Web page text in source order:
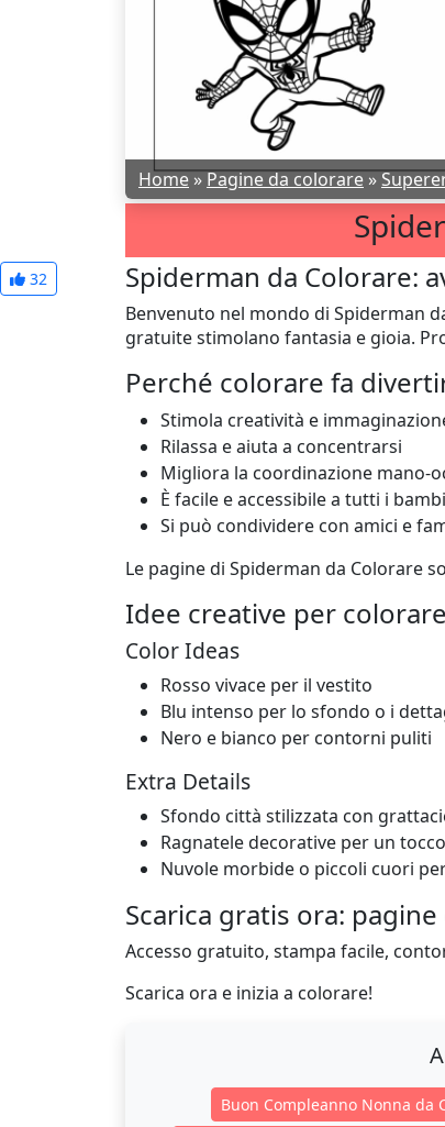
Home»Pagine da colorare»
32 Spiderman da Colorare:
Benvenuto nel mondo di Spiderman
gratuite stimolano fantasia e gioia.
Perché colorare fa
Stimola creatività e
Rilassa e aiuta a concentrarsi
Migliora la coordinazione mano-
È facile e accessibile a tutti i
Si può condividere con amici e
Le pagine di Spiderman da Colorare
Idee creative per colorare
Color Ideas
Rosso vivace per il vestito
Blu intenso per lo sfondo o i
Nero e bianco per contorni puliti
Extra Details
Sfondo città stilizzata con
Ragnatele decorative per un
Nuvole morbide o piccoli cuori
Scarica gratis ora:
Accesso gratuito, stampa facile,
Scarica ora e inizia a colorare!
Buon Compleanno Nonna da